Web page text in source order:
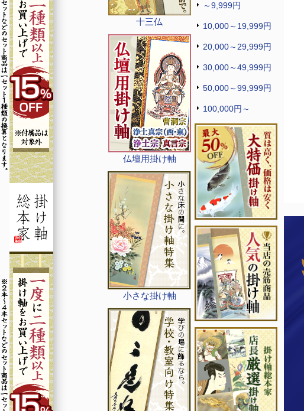
十三仏
仏壇用掛け軸
小さな掛け軸
～9,999円
10,000～19,999円
20,000～29,999円
30,000～49,999円
50,000～99,999円
100,000円～